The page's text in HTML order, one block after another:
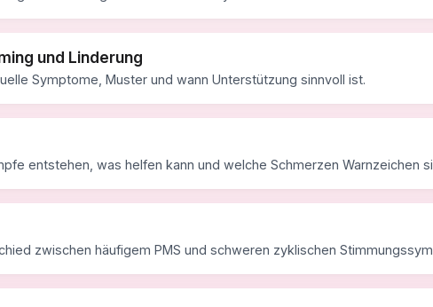
und Linderung
Symptome, Muster und wann Unterstützung sinnvoll ist.
entstehen, was helfen kann und welche Schmerzen Warnzeichen
zwischen häufigem PMS und schweren zyklischen